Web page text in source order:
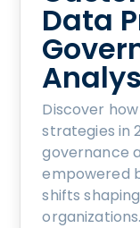
Data
Discover
strategies in
governance
empowered
shifts
organizations.